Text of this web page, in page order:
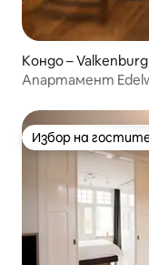
Кондо – Valkenburg
Апартамент
Избор на
Избор на